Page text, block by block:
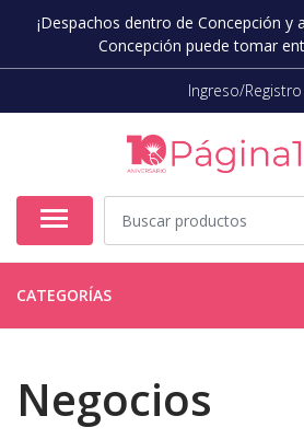
¡Despachos dentro de Concepción y
Concepción puede tomar
Ingreso/Registro
CATEGORÍAS
Negocios